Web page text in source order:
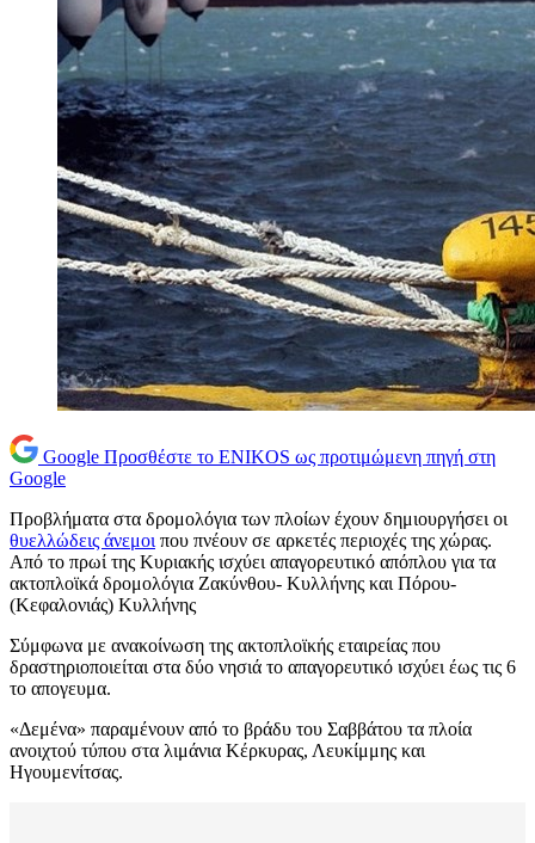
Google Προσθέστε το ENIKOS ως προτιμώμενη πηγή στη
Google
Προβλήματα στα δρομολόγια των πλοίων έχουν δημιουργήσει οι
θυελλώδεις άνεμοι που πνέουν σε αρκετές περιοχές της χώρας.
Από το πρωί της Κυριακής ισχύει απαγορευτικό απόπλου για τα
ακτοπλοϊκά δρομολόγια Ζακύνθου- Κυλλήνης και Πόρου-
(Κεφαλονιάς) Κυλλήνης
Σύμφωνα με ανακοίνωση της ακτοπλοϊκής εταιρείας που
δραστηριοποιείται στα δύο νησιά το απαγορευτικό ισχύει έως τις 6
το απογευμα.
«Δεμένα» παραμένουν από το βράδυ του Σαββάτου τα πλοία
ανοιχτού τύπου στα λιμάνια Κέρκυρας, Λευκίμμης και
Ηγουμενίτσας.